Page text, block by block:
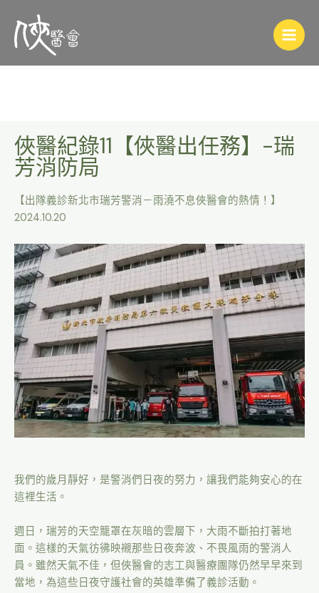
俠醫紀錄11【俠醫出任務】-瑞
芳消防局
【出隊義診新北市瑞芳警消－雨澆不息俠醫會的熱情！】
2024.10.20
我們的歲月靜好，是警消們日夜的努力，讓我們能夠安心的在
這裡生活。
週日，瑞芳的天空籠罩在灰暗的雲層下，大雨不斷拍打著地
面。這樣的天氣彷彿映襯那些日夜奔波、不畏風雨的警消人
員。雖然天氣不佳，但俠醫會的志工與醫療團隊仍然早早來到
當地，為這些日夜守護社會的英雄準備了義診活動。